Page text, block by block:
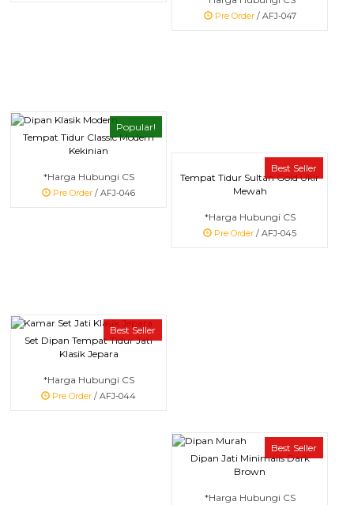
Pre Order/ AFJ-047
Popular!
Tempat Tidur Classic Modern
Kekinian
*Harga Hubungi CS
Pre Order / AFJ-046
Best Seller
Tempat Tidur Sultan Gold Ukir
Mewah
*Harga Hubungi CS
Pre Order / AFJ-045
Best Seller
Set Dipan Tempat Tidur Jati
Klasik Jepara
*Harga Hubungi CS
Pre Order / AFJ-044
Best Seller
Dipan Jati Minimalis Dark
Brown
*Harga Hubungi CS